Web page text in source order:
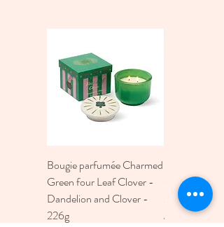
Bougie parfumée Charmed
Green four Leaf Clover -
Dandelion and Clover -
226g
Oz./118Ml
Moon
Price
€30.00